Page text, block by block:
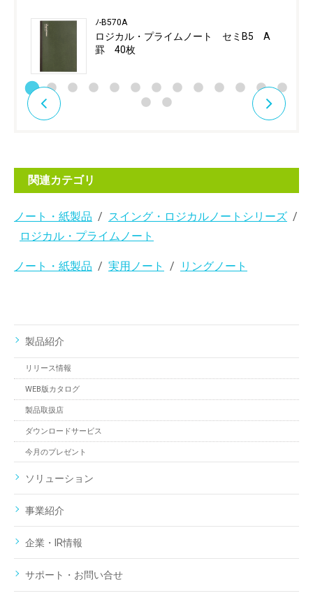
ﾉ-B570A
ロジカル・プライムノート セミB5 A
罫 40枚
関連カテゴリ
ノート・紙製品
スイング・ロジカルノートシリーズ
ロジカル・プライムノート
ノート・紙製品 実用ノート リングノート
製品紹介
リリース情報
WEB版カタログ
製品取扱店
ダウンロードサービス
今月のプレゼント
ソリューション
事業紹介
企業・IR情報
サポート・お問い合せ